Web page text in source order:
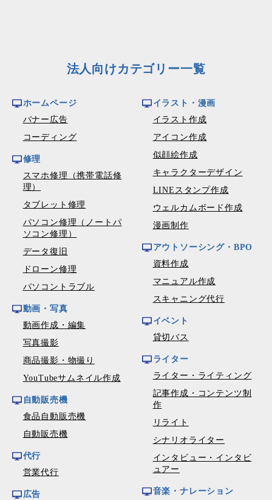
法人向けカテゴリー一覧
ホームページ
バナー広告
コーディング
修理
スマホ修理（携帯電話修
理）
タブレット修理
パソコン修理（ノートパ
ソコン修理）
データ復旧
ドローン修理
パソコントラブル
動画・写真
動画作成・編集
写真撮影
商品撮影・物撮り
YouTubeサムネイル作成
自動販売機
食品自動販売機
自動販売機
代行
営業代行
広告
イラスト・漫画
イラスト作成
アイコン作成
似顔絵作成
キャラクターデザイン
LINEスタンプ作成
ウェルカムボード作成
漫画制作
アウトソーシング・BPO
資料作成
マニュアル作成
スキャニング代行
イベント
貸切バス
ライター
ライター・ライティング
記事作成・コンテンツ制
作
リライト
シナリオライター
インタビュー・インタビ
ュアー
音楽・ナレーション